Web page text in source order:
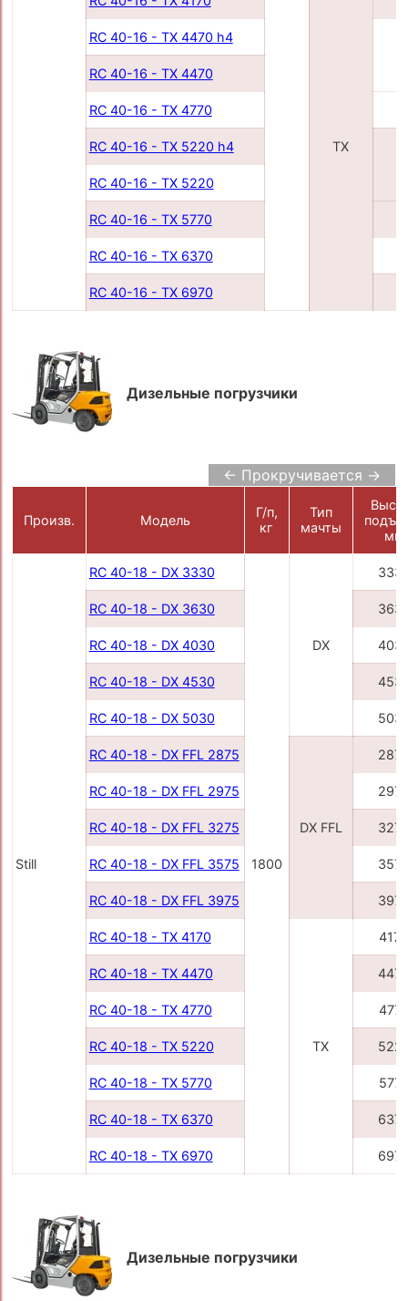
TX
RC 40-16 - TX 4470 h4
RC 40-16 - TX 4470
RC 40-16 - TX 4770
RC 40-16 - TX 5220 h4
RC 40-16 - TX 5220
RC 40-16 - TX 5770
RC 40-16 - TX 6370
RC 40-16 - TX 6970
Дизельные погрузчики
← Прокручивается →
Произв. Модель
Г/п,
кг
Тип
мачты
мм
Still
RC 40-18 - DX 3330
1800
DX
RC 40-18 - DX 3630
RC 40-18 - DX 4030
RC 40-18 - DX 4530
RC 40-18 - DX 5030
RC 40-18 - DX FFL 2875
DX FFL
RC 40-18 - DX FFL 2975
RC 40-18 - DX FFL 3275
RC 40-18 - DX FFL 3575
RC 40-18 - DX FFL 3975
RC 40-18 - TX 4170
TX
RC 40-18 - TX 4470
RC 40-18 - TX 4770
RC 40-18 - TX 5220
RC 40-18 - TX 5770
RC 40-18 - TX 6370
RC 40-18 - TX 6970
Дизельные погрузчики